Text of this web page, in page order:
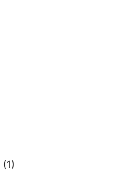
(1)